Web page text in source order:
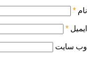
نام *
ایمیل *
وب‌ سایت